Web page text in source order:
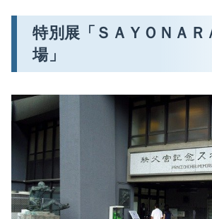
特別展「ＳＡＹＯＮＡＲ
場」